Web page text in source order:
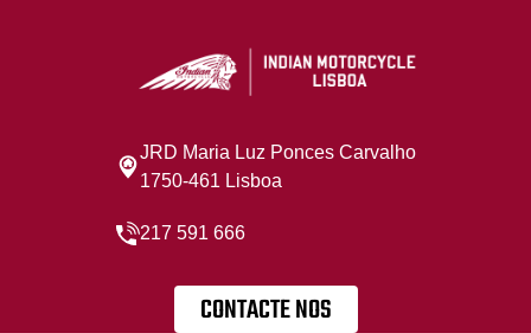
JRD Maria Luz Ponces Carvalho
1750-461 Lisboa
217 591 666
CONTACTE NOS